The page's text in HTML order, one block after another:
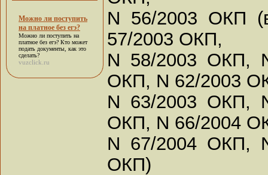
Можно ли поступить
на платное без егэ?
Можно ли поступить на
платное без егэ? Кто может
подать документы, как это
сделать?
vuzclick.ru
N 56/2003 ОКП
57/2003 ОКП,
N 58/2003 ОКП,
ОКП, N 62/2003
N 63/2003 ОКП,
ОКП, N 66/2004
N 67/2004 ОКП,
ОКП)